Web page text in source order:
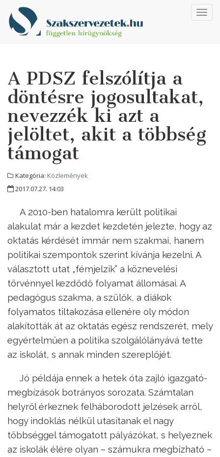
A PDSZ felszólítja a
döntésre jogosultakat,
nevezzék ki azt a
jelöltet, akit a többség
támogat
Kategória: Közlemények
2017.07.27. 14:03
A 2010-ben hatalomra került politikai
alakulat már a kezdet kezdetén jelezte, hogy az
oktatás kérdését immár nem szakmai, hanem
politikai szempontok szerint kívánja kezelni. A
választott utat „fémjelzik” a köznevelési
törvénnyel kezdődő folyamat állomásai. A
pedagógus szakma, a szülők, a diákok
folyamatos tiltakozása ellenére oly módon
alakították át az oktatás egész rendszerét, mely
egyértelműen a politika szolgálólányává tette
az iskolát, s annak minden szereplőjét.
Jó példája ennek a hetek óta zajló igazgató-
megbízások botrányos sorozata. Számtalan
helyről érkeznek felháborodott jelzések arról,
hogy indoklás nélkül utasítanak el nagy
többséggel támogatott pályázókat, s helyeznek
az iskolák élére olyan – számukra megbízható –